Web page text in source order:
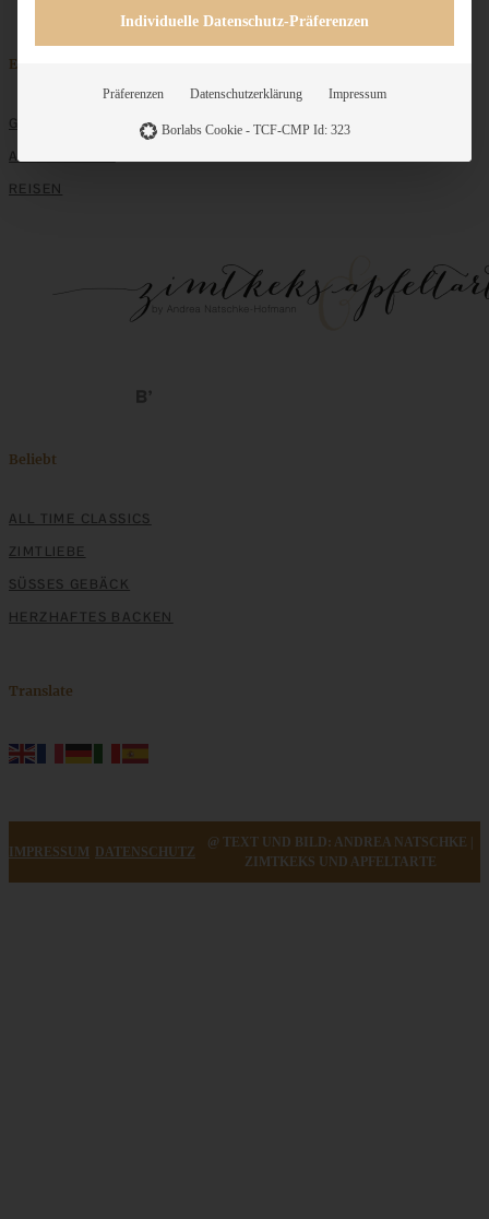
Entdecken
GRUNDLAGEN
ALLE REZEPTE
REISEN
Beliebt
ALL TIME CLASSICS
ZIMTLIEBE
SÜSSES GEBÄCK
HERZHAFTES BACKEN
Translate
IMPRESSUM DATENSCHUTZ
@ TEXT UND BILD: ANDREA NATSCHKE |
ZIMTKEKS UND APFELTARTE
Individuelle Datenschutz-Präferenzen
Präferenzen Datenschutzerklärung Impressum
Borlabs Cookie - TCF-CMP Id: 323